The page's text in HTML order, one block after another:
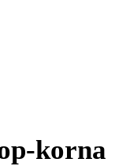
korna